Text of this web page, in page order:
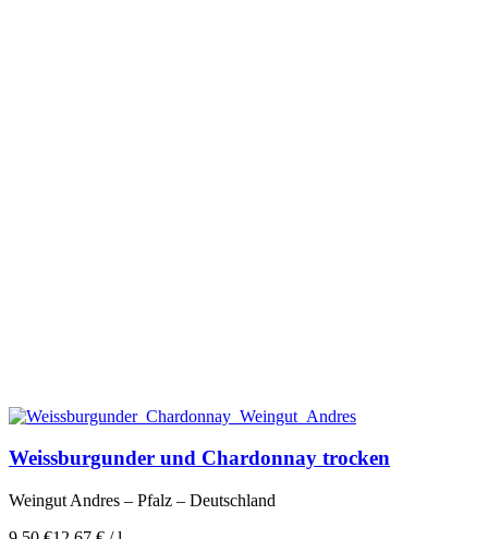
Weissburgunder und Chardonnay trocken
Weingut Andres – Pfalz – Deutschland